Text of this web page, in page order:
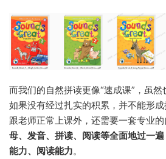
而我们的自然拼读更像“速成课”，虽
如果没有经过扎实的积累，并不能形
跟老师正常上课外，还需要一套专业的
母、发音、拼读、阅读等全面地过一
能力、阅读能力。